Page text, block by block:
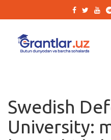
Ishlar
Kurslar
Swedish
University: